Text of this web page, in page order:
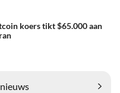
koers tikt $65.000 aan